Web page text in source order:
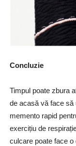
Concluzie
Timpul poate zbura
de acasă vă face să
memento rapid
exercițiu de
culcare poate face